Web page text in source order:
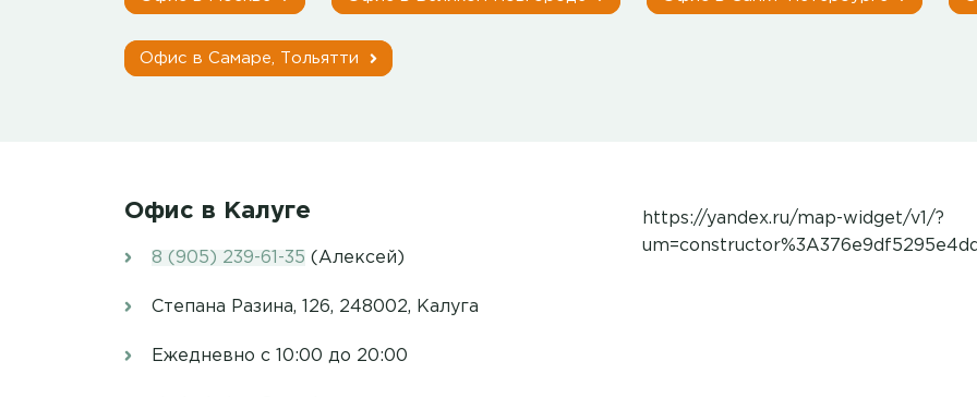
Офис в Самаре, Тольятти
Офис в Калуге
8 (905) 239-61-35 (Алексей)
Степана Разина, 126, 248002, Калуга
Ежедневно c 10:00 до 20:00
https://yandex.ru/map-widget/v1/?